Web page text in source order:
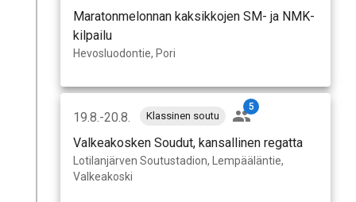
Maratonmelonnan kaksikkojen SM- ja NMK-
kilpailu
Hevosluodontie, Pori
19.8.-20.8. Klassinen soutu
5
Valkeakosken Soudut, kansallinen regatta
Lotilanjärven Soutustadion, Lempääläntie,
Valkeakoski